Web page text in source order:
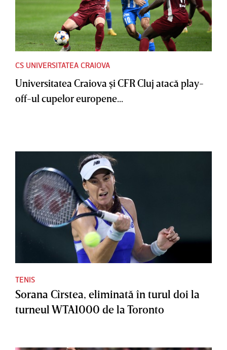
CS UNIVERSITATEA CRAIOVA
Universitatea Craiova şi CFR Cluj atacă play-
off-ul cupelor europene...
TENIS
Sorana Cîrstea, eliminată în turul doi la
turneul WTA1000 de la Toronto